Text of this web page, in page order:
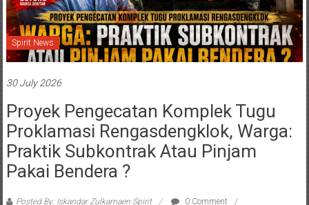
Spirit News
30 July 2026
Proyek Pengecatan Komplek Tugu
Proklamasi Rengasdengklok, Warga:
Praktik Subkontrak Atau Pinjam
Pakai Bendera ?
Posted By: Iskandar Zulkarnaen Spirit
0 Comment